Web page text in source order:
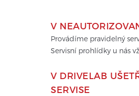
V
Provádíme pravidelný
Servisní prohlídky u nás
V DRIVELAB
SERVISE